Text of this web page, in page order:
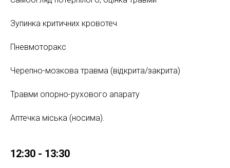
Зупинка критичних кровотеч
Пневмоторакс
Черепно-мозкова травма (відкрита/закрита)
Травми опорно-рухового апарату
Аптечка міська (носима).
12:30 - 13:30